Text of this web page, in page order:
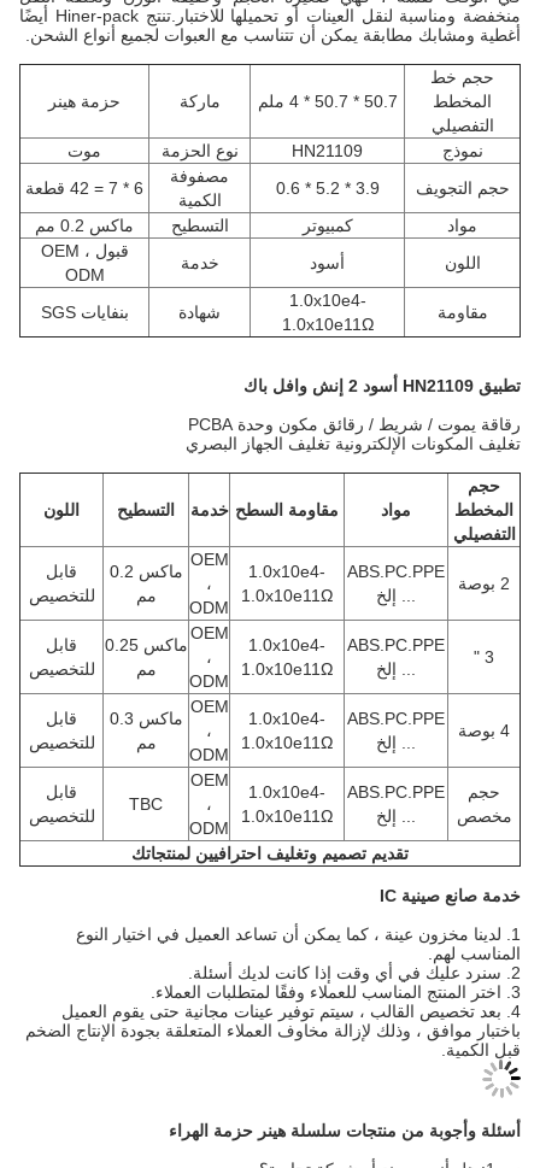
منخفضة ومناسبة لنقل العينات أو تحميلها للاختبار.تنتج Hiner-pack أيضًا
أغطية ومشابك مطابقة يمكن أن تتناسب مع العبوات لجميع أنواع الشحن.
حجم خط
المخطط
التفصيلي
50.7 * 50.7 * 4 ملم ماركة حزمة هينر
نموذج HN21109 نوع الحزمة
موت
حجم التجويف
3.9 * 5.2 * 0.6
مصفوفة
الكمية
مواد
كمبيوتر التسطيح
ماكس 0.2 مم
اللون
أسود خدمة
قبول OEM ،
ODM
مقاومة
1.0x10e4-
1.0x10e11Ω
شهادة بنفايات SGS
تطبيق HN21109 أسود
2 إنش وافل باك
رقاقة يموت / شريط / رقائق مكون وحدة PCBA
تغليف المكونات الإلكترونية تغليف الجهاز البصري
حجم
المخطط
التفصيلي
مواد مقاومة السطح خدمة التسطيح اللون
ABS.PC.PPE
... إلخ
1.0x10e4-
1.0x10e11Ω
OEM
ODM
ماكس 0.2
مم
قابل
للتخصيص
ABS.PC.PPE
... إلخ
1.0x10e4-
1.0x10e11Ω
OEM
ODM
ماكس 0.25
مم
قابل
للتخصيص
4 بوصة
ABS.PC.PPE
... إلخ
1.0x10e4-
1.0x10e11Ω
OEM
ODM
ماكس 0.3
مم
قابل
للتخصيص
حجم
مخصص
ABS.PC.PPE
... إلخ
1.0x10e4-
1.0x10e11Ω
OEM
ODM
TBC
قابل
للتخصيص
تقديم تصميم وتغليف احترافيين لمنتجاتك
خدمة صانع صينية IC
1. لدينا مخزون عينة ، كما يمكن أن تساعد العميل في اختيار النوع
المناسب لهم.
4. بعد تخصيص القالب ، سيتم توفير عينات مجانية حتى يقوم العميل
باختبار موافق ، وذلك لإزالة مخاوف العملاء المتعلقة بجودة الإنتاج الضخم
قبل الكمية.
أسئلة وأجوبة من منتجات سلسلة هينر حزمة الهراء